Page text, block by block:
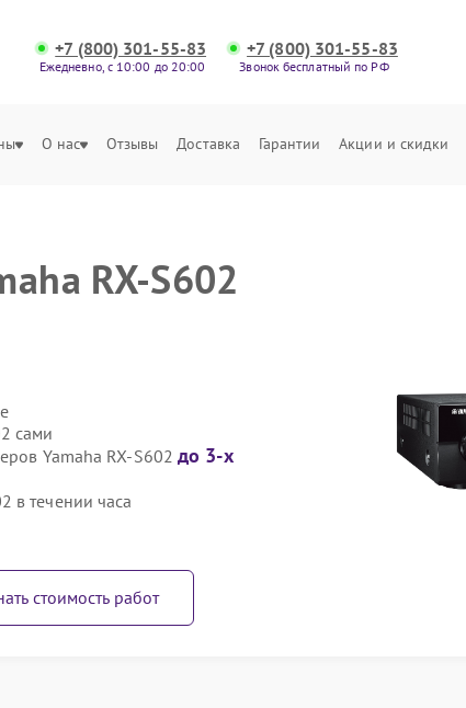
+7 (800) 301-55-83
Ежедневно, с 10:00 до 20:00
+7 (800) 301-55-83
Звонок бесплатный по РФ
О нас Отзывы Доставка Гарантии Акции и скидки
RX-S602
сами
Yamaha RX-S602 до 3-х
в течении часа
стоимость работ